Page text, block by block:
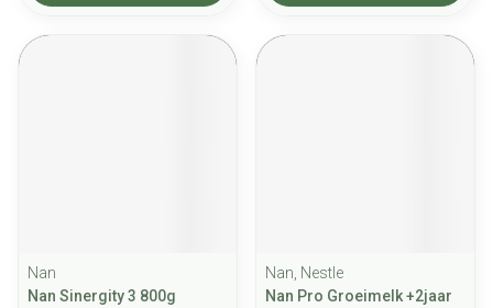
Nan
Nan Sinergity 3 800g
Nan, Nestle
Nan Pro Groeimelk +2jaar